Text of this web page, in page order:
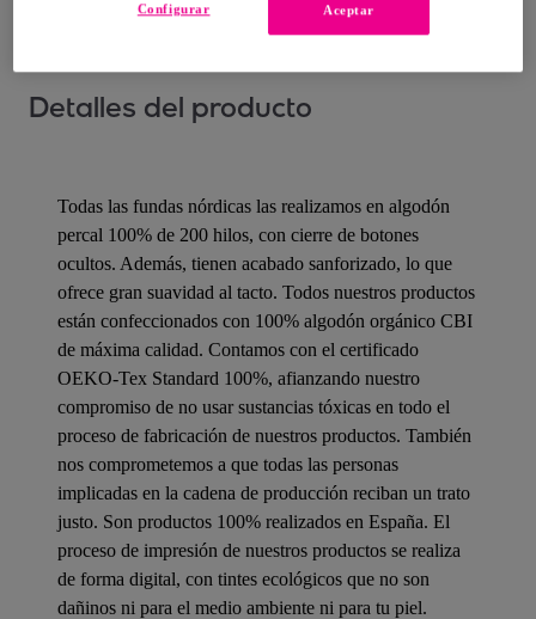
Detalles del producto
Todas las fundas nórdicas las realizamos en algodón
percal 100% de 200 hilos, con cierre de botones
ocultos. Además, tienen acabado sanforizado, lo que
ofrece gran suavidad al tacto. Todos nuestros productos
están confeccionados con 100% algodón orgánico CBI
de máxima calidad. Contamos con el certificado
OEKO-Tex Standard 100%, afianzando nuestro
compromiso de no usar sustancias tóxicas en todo el
proceso de fabricación de nuestros productos. También
nos comprometemos a que todas las personas
implicadas en la cadena de producción reciban un trato
justo. Son productos 100% realizados en España. El
proceso de impresión de nuestros productos se realiza
de forma digital, con tintes ecológicos que no son
dañinos ni para el medio ambiente ni para tu piel.
Aceptar
Configurar